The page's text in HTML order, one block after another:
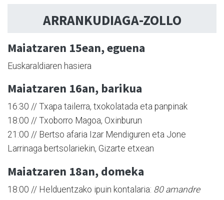
ARRANKUDIAGA-ZOLLO
Maiatzaren 15ean, eguena
Euskaraldiaren hasiera
Maiatzaren 16an, barikua
16:30 // Txapa tailerra, txokolatada eta panpinak
18:00 // Txoborro Magoa, Oxinburun
21:00 // Bertso afaria Izar Mendiguren eta Jone
Larrinaga bertsolariekin, Gizarte etxean
Maiatzaren 18an, domeka
18:00 // Helduentzako ipuin kontalaria: 80 amandre